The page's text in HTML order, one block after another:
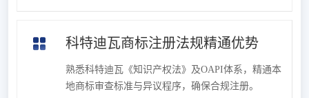
科特迪瓦商标注册法规精通优势
熟悉科特迪瓦《知识产权法》及OAPI体系，精通本
地商标审查标准与异议程序，确保合规注册。